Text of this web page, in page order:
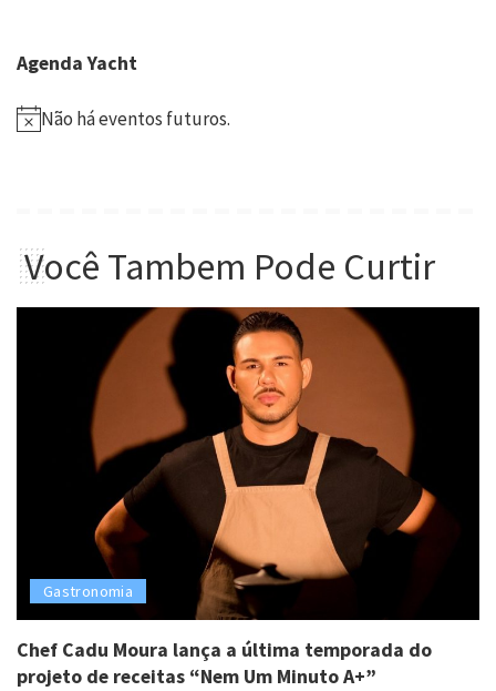
Agenda Yacht
Não há eventos futuros.
Você Tambem Pode Curtir
Gastronomia
Chef Cadu Moura lança a última temporada do
projeto de receitas “Nem Um Minuto A+”